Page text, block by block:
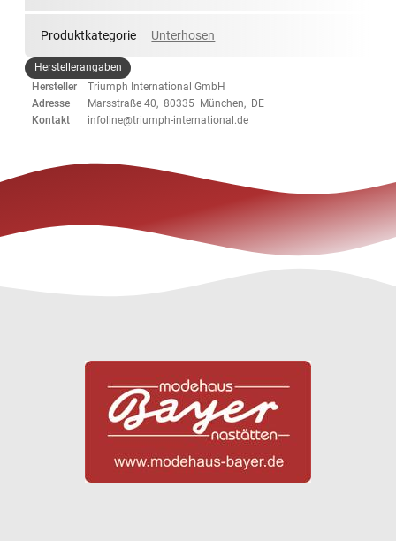
Produktkategorie Unterhosen
Herstellerangaben
Hersteller
Triumph International GmbH
Adresse
Marsstraße 40, 80335 München, DE
Kontakt
infoline@triumph-international.de